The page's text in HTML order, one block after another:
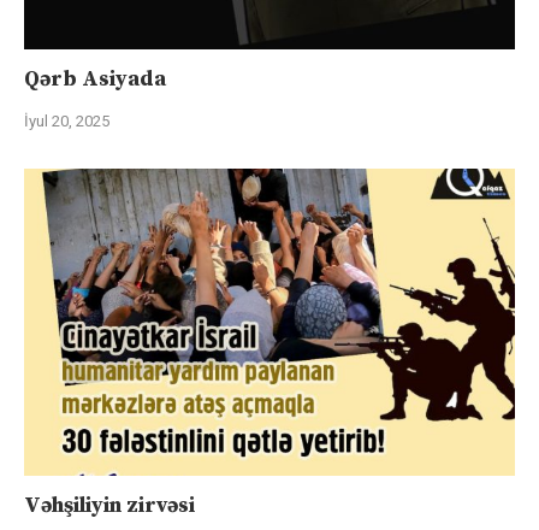
Qərb Asiyada
İyul 20, 2025
Vəhşiliyin zirvəsi